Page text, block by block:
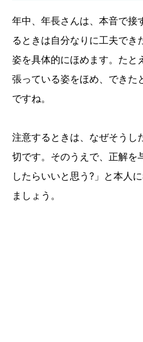
年中、年長さんは、本音で接
るときは自分なりに工夫でき
姿を具体的にほめます。たと
張っている姿をほめ、できた
ですね。
注意するときは、なぜそうし
切です。そのうえで、正解を
したらいいと思う?」と本人
ましょう。